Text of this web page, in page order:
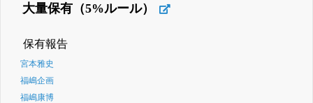
大量保有（5%ルール）
保有報告
宮本雅史
福嶋企画
福嶋康博